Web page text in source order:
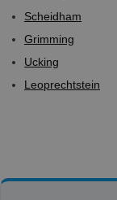
Scheidham
Grimming
Ucking
Leoprechtstein